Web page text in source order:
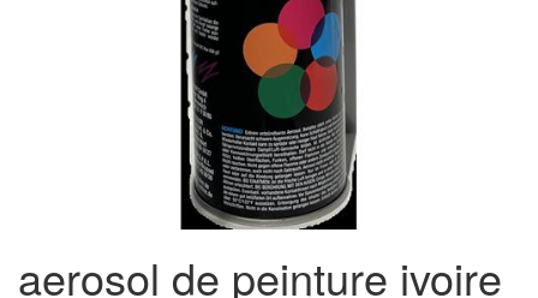
aerosol de peinture ivoire